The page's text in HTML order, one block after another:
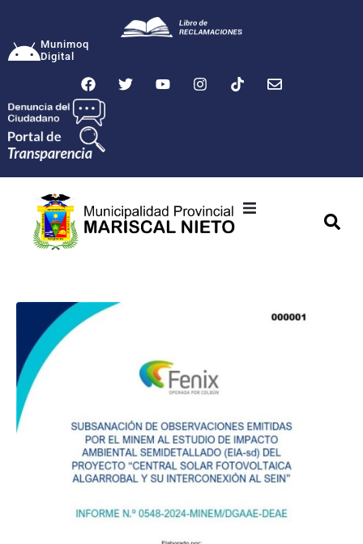
Munimoq
Digital
Transparencia
Intranet